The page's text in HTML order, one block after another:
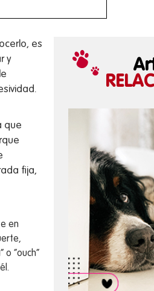
es
y
que
fija,
en
o “ouch”